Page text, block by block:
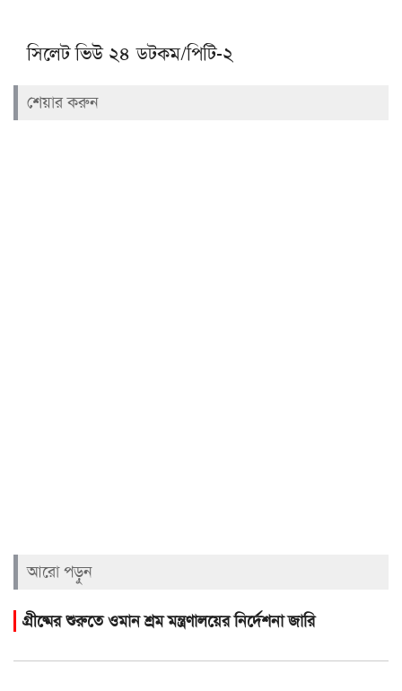
সিলেট ভিউ ২৪ ডটকম/পিটি-২
শেয়ার করুন
আরো পড়ুন
গ্রীষ্মের শুরুতে ওমান শ্রম মন্ত্রণালয়ের নির্দেশনা জারি